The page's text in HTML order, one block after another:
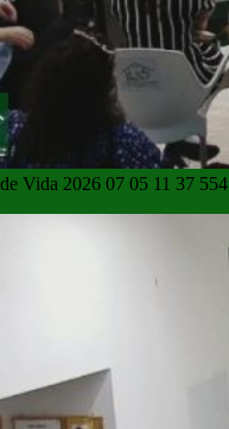
Vida 2026 07 05 11 37 554